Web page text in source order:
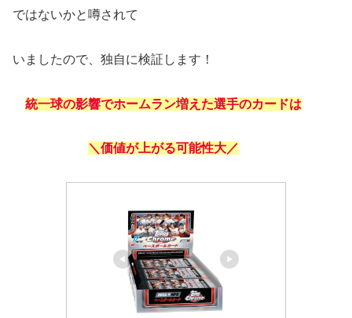
ではないかと噂されて
いましたので、独自に検証します！
統一球の影響でホームラン増えた選手のカードは
＼ 価値が上がる可能性大／